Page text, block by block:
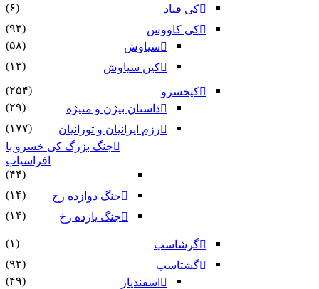
کی قباد
(۶)
کی کاووس
(۹۳)
سیاوش
(۵۸)
کین سیاوش
(۱۳)
کیخسرو
(۲۵۴)
داستان بیژن و منیژه
(۲۹)
رزم ایرانیان و تورانیان
(۱۷۷)
جنگ بزرگ کی خسرو با
افراسیاب
(۴۴)
جنگ دوازده رخ
(۱۴)
جنگ یازده رخ
(۱۴)
گرشاسپ
(۱)
گشتاسب
(۹۳)
اسفندیار
(۴۹)